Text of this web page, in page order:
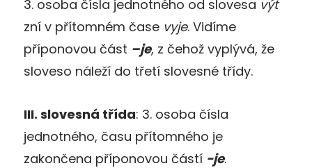
3. osoba čísla jednotného od slovesa výt
zní v přítomném čase vyje. Vidíme
příponovou část –je, z čehož vyplývá, že
sloveso náleží do třetí slovesné třídy.
III. slovesná třída: 3. osoba čísla
jednotného, času přítomného je
zakončena příponovou částí -je.